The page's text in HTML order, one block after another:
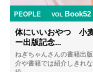
PEOPLE VOL Book52
体にいいおやつ 小
ー出版記念...
ねぎちゃんさんの書籍出
介や書籍では紹介しきれ